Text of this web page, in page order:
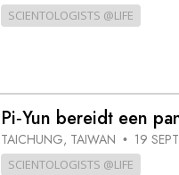
SCIENTOLOGISTS @LIFE
Pi‑Yun bereidt een
TAICHUNG, TAIWAN • 19
SCIENTOLOGISTS @LIFE